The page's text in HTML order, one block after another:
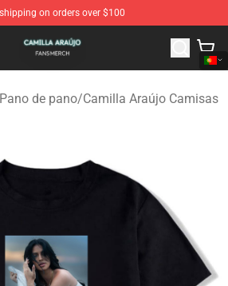
shipping on orders over $100
- Official Camilla Araújo
de pano/Camilla Araújo Camisas